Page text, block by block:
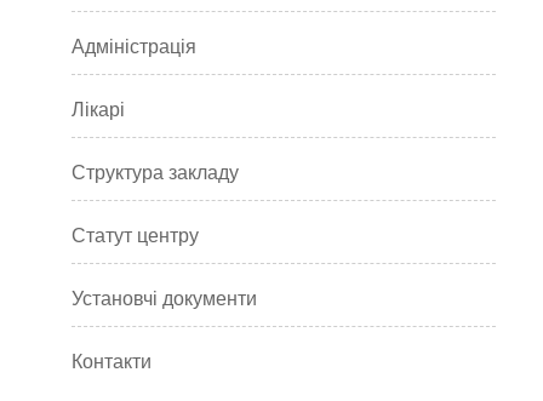
Адміністрація
Лікарі
Структура закладу
Статут центру
Установчі документи
Контакти